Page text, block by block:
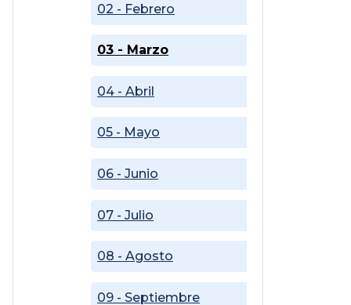
02 - Febrero
03 - Marzo
04 - Abril
05 - Mayo
06 - Junio
07 - Julio
08 - Agosto
09 - Septiembre